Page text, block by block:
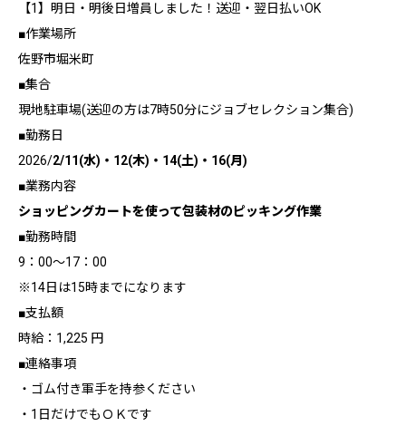
【1】明日・明後日増員しました！送迎・翌日払いOK
■作業場所
佐野市堀米町
■集合
現地駐車場(送迎の方は7時50分にジョブセレクション集合)
■勤務日
2026/2/11(水)・12(木)・14(土)・16(月)
■業務内容
ショッピングカートを使って包装材のピッキング作業
■勤務時間
9：00～17：00
※14日は15時までになります
■支払額
時給：1,225 円
■連絡事項
・ゴム付き軍手を持参ください
・1日だけでもＯＫです